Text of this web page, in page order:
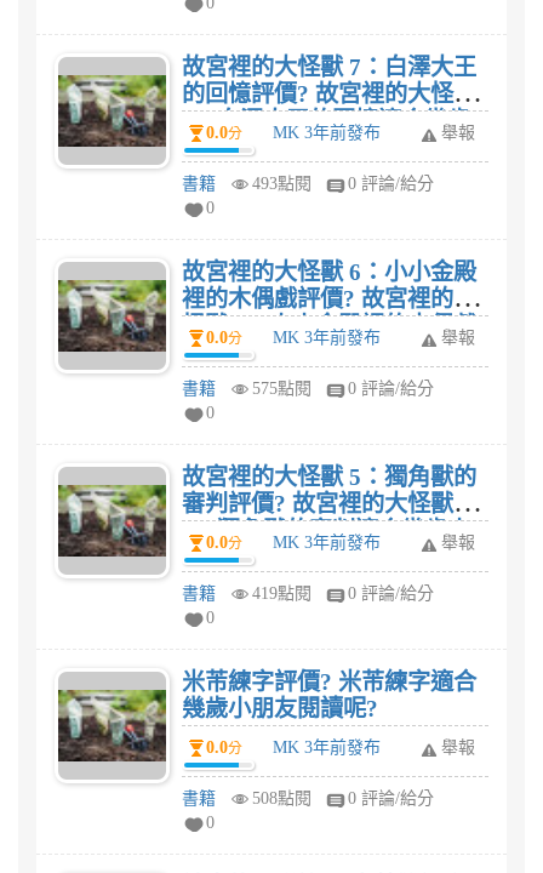
故宮裡的大怪獸 7：白澤大王
的回憶評價? 故宮裡的大怪獸
7：白澤大王的回憶適合幾歲
小朋友閱讀呢?
0.0分 MK 3年前發布 舉報
書籍 493點閱
0 評論/給分
0
故宮裡的大怪獸 6：小小金殿
裡的木偶戲評價? 故宮裡的大
怪獸 6：小小金殿裡的木偶戲
適合幾歲小朋友閱讀呢?
0.0分 MK 3年前發布 舉報
書籍 575點閱
0 評論/給分
0
故宮裡的大怪獸 5：獨角獸的
審判評價? 故宮裡的大怪獸
5：獨角獸的審判適合幾歲小
朋友閱讀呢?
0.0分 MK 3年前發布 舉報
書籍 419點閱
0 評論/給分
0
米芾練字評價? 米芾練字適合
幾歲小朋友閱讀呢?
0.0分 MK 3年前發布 舉報
書籍 508點閱
0 評論/給分
0